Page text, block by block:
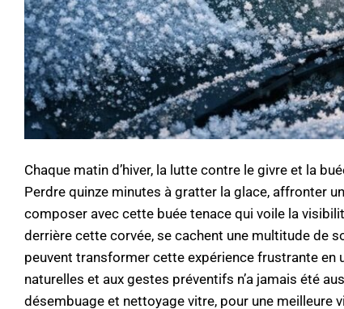
Chaque matin d’hiver, la lutte contre le givre et la
Perdre quinze minutes à gratter la glace, affronter
composer avec cette buée tenace qui voile la
derrière cette corvée, se cachent une multitude de
peuvent transformer cette expérience frustrante en
naturelles et aux gestes préventifs n’a jamais été
désembuage et nettoyage vitre, pour une meilleure